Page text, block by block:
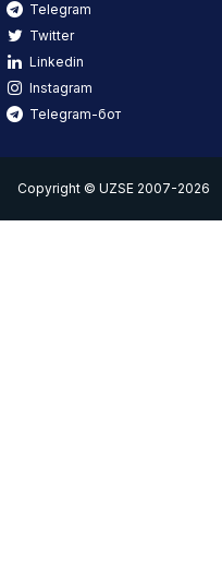
Telegram
Twitter
Linkedin
Instagram
Telegram-бот
Copyright © UZSE 2007-2026